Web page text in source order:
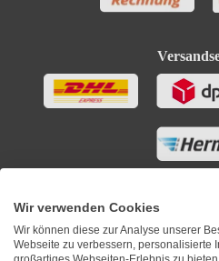
Wir verwenden Cookies
Wir können diese zur Analyse unserer
Webseite zu verbessern, personalisierte